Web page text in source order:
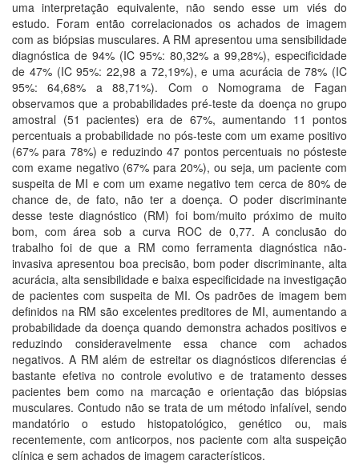
uma interpretação equivalente, não sendo esse um viés do
estudo. Foram então correlacionados os achados de imagem
com as biópsias musculares. A RM apresentou uma sensibilidade
diagnóstica de 94% (IC 95%: 80,32% a 99,28%), especificidade
de 47% (IC 95%: 22,98 a 72,19%), e uma acurácia de 78% (IC
95%: 64,68% a 88,71%). Com o Nomograma de Fagan
observamos que a probabilidades pré-teste da doença no grupo
amostral (51 pacientes) era de 67%, aumentando 11 pontos
percentuais a probabilidade no pós-teste com um exame positivo
(67% para 78%) e reduzindo 47 pontos percentuais no pósteste
com exame negativo (67% para 20%), ou seja, um paciente com
suspeita de MI e com um exame negativo tem cerca de 80% de
chance de, de fato, não ter a doença. O poder discriminante
desse teste diagnóstico (RM) foi bom/muito próximo de muito
bom, com área sob a curva ROC de 0,77. A conclusão do
trabalho foi de que a RM como ferramenta diagnóstica não-
invasiva apresentou boa precisão, bom poder discriminante, alta
acurácia, alta sensibilidade e baixa especificidade na investigação
de pacientes com suspeita de MI. Os padrões de imagem bem
definidos na RM são excelentes preditores de MI, aumentando a
probabilidade da doença quando demonstra achados positivos e
reduzindo consideravelmente essa chance com achados
negativos. A RM além de estreitar os diagnósticos diferencias é
bastante efetiva no controle evolutivo e de tratamento desses
pacientes bem como na marcação e orientação das biópsias
musculares. Contudo não se trata de um método infalível, sendo
mandatório o estudo histopatológico, genético ou, mais
recentemente, com anticorpos, nos paciente com alta suspeição
clínica e sem achados de imagem característicos.